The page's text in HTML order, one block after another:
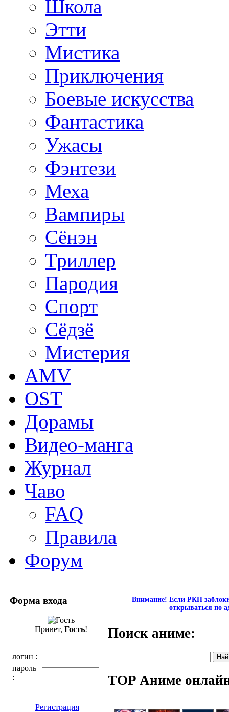
Школа
Этти
Мистика
Приключения
Боевые искусства
Фантастика
Ужасы
Фэнтези
Меха
Вампиры
Сёнэн
Триллер
Пародия
Спорт
Сёдзё
Мистерия
AMV
OST
Дорамы
Видео-манга
Журнал
Чаво
FAQ
Правила
Форум
Форма входа
Привет, Гость!
логин :
пароль
:
Регистрация
Внимание! Если РКН
открываться по
Поиск аниме:
TOP Аниме